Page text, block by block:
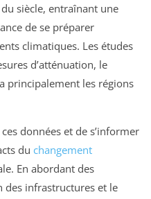
du siècle, entraînant une
de se préparer
climatiques. Les études
d’atténuation, le
principalement les régions
données et de s’informer
du changement
En abordant des
des infrastructures et le